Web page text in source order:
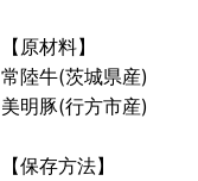
【原材料】
常陸牛(茨城県産)
美明豚(行方市産)
【保存方法】